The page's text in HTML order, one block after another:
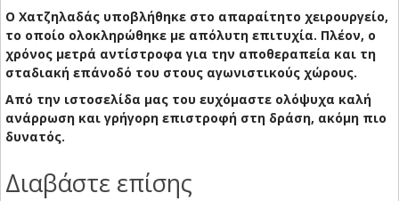
Ο Χατζηλαδάς υποβλήθηκε στο απαραίτητο χειρουργείο,
το οποίο ολοκληρώθηκε με απόλυτη επιτυχία. Πλέον, ο
χρόνος μετρά αντίστροφα για την αποθεραπεία και τη
σταδιακή επάνοδό του στους αγωνιστικούς χώρους.
Από την ιστοσελίδα μας του ευχόμαστε ολόψυχα καλή
ανάρρωση και γρήγορη επιστροφή στη δράση, ακόμη πιο
δυνατός.
Διαβάστε επίσης